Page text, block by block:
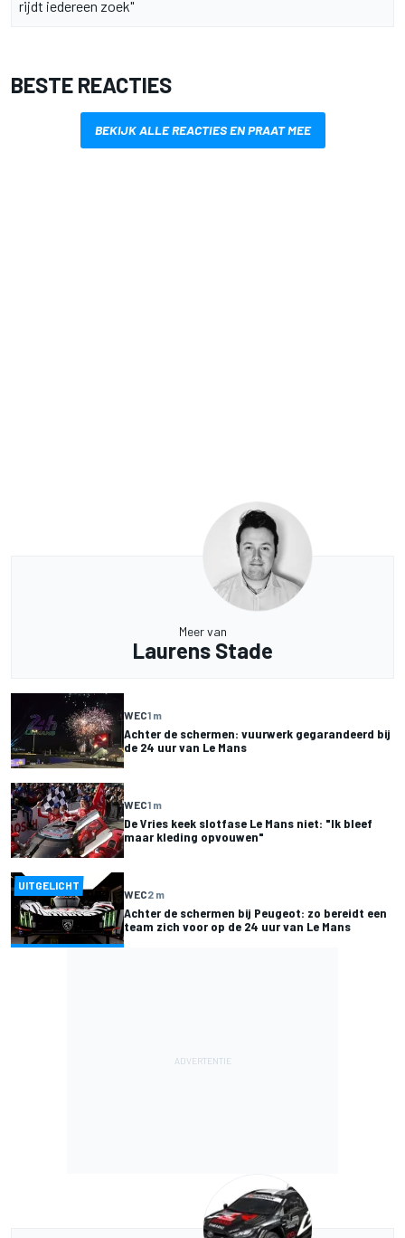
rijdt iedereen zoek"
BESTE REACTIES
BEKIJK ALLE REACTIES EN PRAAT MEE
Meer van
Laurens Stade
WEC1 m
Achter de schermen: vuurwerk gegarandeerd bij
de 24 uur van Le Mans
WEC1 m
De Vries keek slotfase Le Mans niet: "Ik bleef
maar kleding opvouwen"
UITGELICHT
WEC2 m
Achter de schermen bij Peugeot: zo bereidt een
team zich voor op de 24 uur van Le Mans